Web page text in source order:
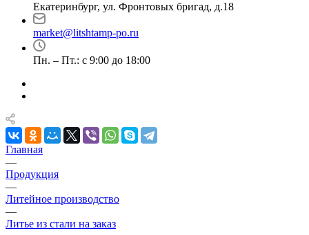
Екатеринбург, ул. Фронтовых бригад, д.18
market@litshtamp-po.ru
Пн. – Пт.: с 9:00 до 18:00
Главная
—
Продукция
—
Литейное производство
—
Литье из стали на заказ